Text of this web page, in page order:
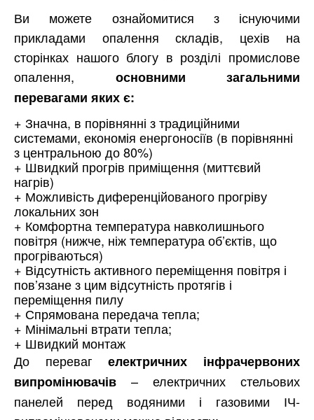
Ви можете ознайомитися з існуючими
прикладами опалення складів, цехів на
сторінках нашого блогу в розділі промислове
опалення, основними загальними
перевагами яких є:
+ Значна, в порівнянні з традиційними
системами, економія енергоносіїв (в порівнянні
з центральною до 80%)
+ Швидкий прогрів приміщення (миттєвий
нагрів)
+ Можливість диференційованого прогріву
локальних зон
+ Комфортна температура навколишнього
повітря (нижче, ніж температура об’єктів, що
прогріваються)
+ Відсутність активного переміщення повітря і
пов’язане з цим відсутність протягів і
переміщення пилу
+ Спрямована передача тепла;
+ Мінімальні втрати тепла;
+ Швидкий монтаж
До перевагелектричних інфрачервоних
випромінювачів – електричних стельових
панелей перед водяними і газовими ІЧ-